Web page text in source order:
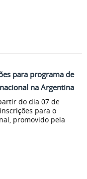
para programa de
na Argentina
do dia 07 de
para o
promovido pela